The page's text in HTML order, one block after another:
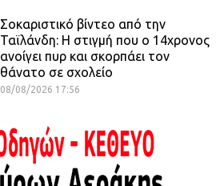
Σοκαριστικό βίντεο από την
Ταϊλάνδη: Η στιγμή που ο 14χρονος
ανοίγει πυρ και σκορπάει τον
θάνατο σε σχολείο
08/08/2026 17:56